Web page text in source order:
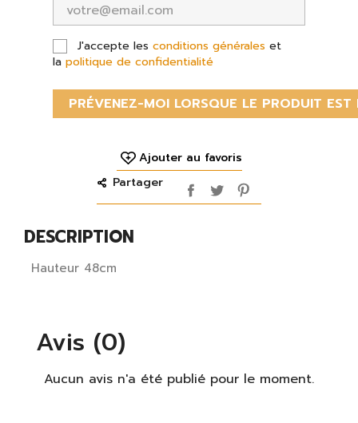
DESCRIPTION
Hauteur 48cm
J'accepte les conditions générales et
la politique de confidentialité
PRÉVENEZ-MOI LORSQUE LE PRODUIT EST
Ajouter au favoris
Partager
Avis (0)
Aucun avis n'a été publié pour le moment.